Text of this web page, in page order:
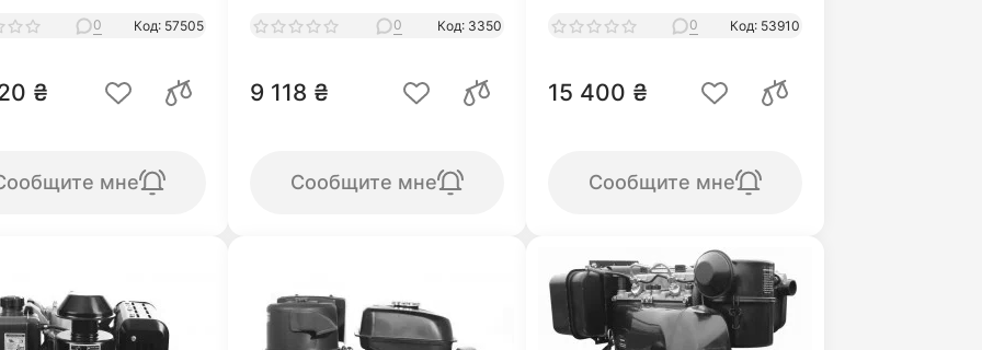
0 Код: 57505
₴
мне
0 Код: 3350
9 118 ₴
Сообщите мне
0 Код: 53910
15 400 ₴
Сообщите мне